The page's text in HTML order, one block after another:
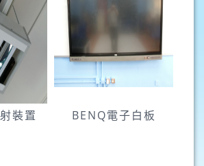
裝置 BENQ電子白板